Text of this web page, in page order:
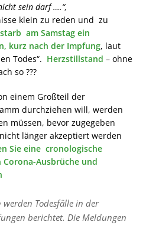
sein darf ….“,
klein zu reden und zu
am Samstag ein
kurz nach der Impfung, laut
Todes“. Herzstillstand – ohne
so ???
einem Großteil der
durchziehen will, werden
müssen, bevor zugegeben
länger akzeptiert werden
Sie eine cronologische
Ausbrüche und
Todesfälle in der
berichtet. Die Meldungen